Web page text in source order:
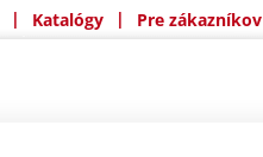
| Katalógy | Pre zákazníkov